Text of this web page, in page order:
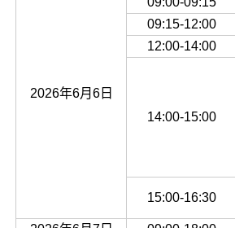
2026年6月6日
09:15-12:00
12:00-14:00
14:00-15:00
15:00-16:30